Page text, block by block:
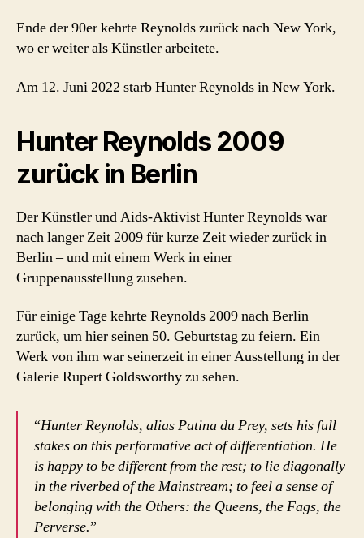
Ende der 90er kehrte Reynolds zurück nach New York,
wo er weiter als Künstler arbeitete.
Am 12. Juni 2022 starb Hunter Reynolds in New York.
Hunter Reynolds 2009
zurück in Berlin
Der Künstler und Aids-Aktivist Hunter Reynolds war
nach langer Zeit 2009 für kurze Zeit wieder zurück in
Berlin – und mit einem Werk in einer
Gruppenausstellung zusehen.
Für einige Tage kehrte Reynolds 2009 nach Berlin
zurück, um hier seinen 50. Geburtstag zu feiern. Ein
Werk von ihm war seinerzeit in einer Ausstellung in der
Galerie Rupert Goldsworthy zu sehen.
“Hunter Reynolds, alias Patina du Prey, sets his full
stakes on this performative act of differentiation. He
is happy to be different from the rest; to lie diagonally
in the riverbed of the Mainstream; to feel a sense of
belonging with the Others: the Queens, the Fags, the
Perverse.”